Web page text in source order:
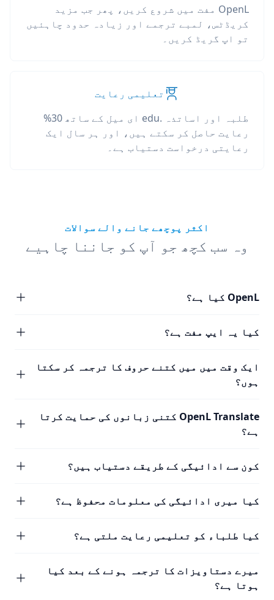
OpenL مفت میں شروع کریں، پھر جب مزید
کریڈٹس، لمبے ترجمے اور زیادہ حدود چاہئیں
تو اپ گریڈ کریں۔
تعلیمی رعایت
طلبہ اور اساتذہ .edu ای میل کے ساتھ 30%
رعایت حاصل کر سکتے ہیں، اور ہر سال ایک
رعایتی درخواست دستیاب ہے۔
اکثر پوچھے جانے والے سوالات
وہ سب کچھ جو آپ کو جاننا چاہیے
OpenL کیا ہے؟
کیا یہ ایپ مفت ہے؟
ایک وقت میں میں کتنے حروف کا ترجمہ کر سکتا
ہوں؟
OpenL Translate کتنی زبانوں کی حمایت کرتا
ہے؟
کون سے ادائیگی کے طریقے دستیاب ہیں؟
کیا میری ادائیگی کی معلومات محفوظ ہے؟
کیا طلباء کو تعلیمی رعایت ملتی ہے؟
میرے دستاویزات کا ترجمہ ہونے کے بعد کیا
ہوتا ہے؟